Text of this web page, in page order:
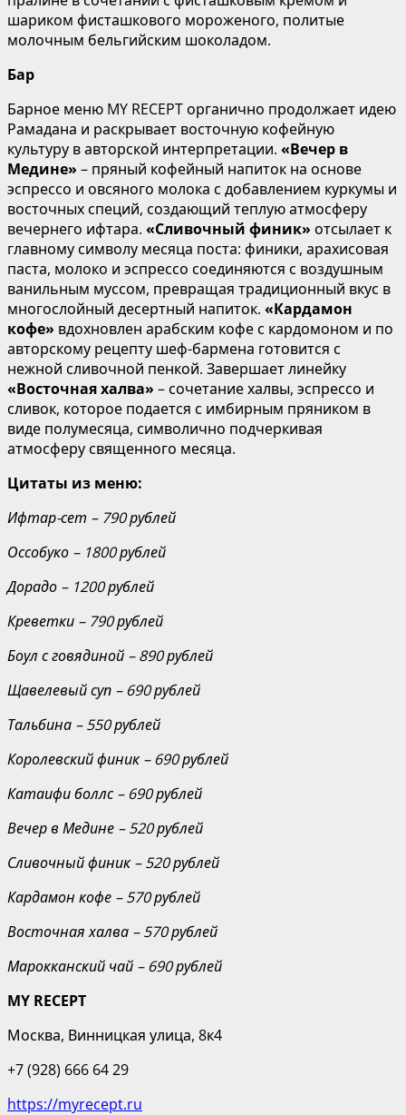
шариком фисташкового мороженого, политые
молочным бельгийским шоколадом.
Бар
Барное меню MY RECEPT органично продолжает идею
Рамадана и раскрывает восточную кофейную
культуру в авторской интерпретации. «Вечер в
Медине» – пряный кофейный напиток на основе
эспрессо и овсяного молока с добавлением куркумы и
восточных специй, создающий теплую атмосферу
вечернего ифтара. «Сливочный финик» отсылает к
главному символу месяца поста: финики, арахисовая
паста, молоко и эспрессо соединяются с воздушным
ванильным муссом, превращая традиционный вкус в
многослойный десертный напиток. «Кардамон
кофе» вдохновлен арабским кофе с кардомоном и по
авторскому рецепту шеф-бармена готовится с
нежной сливочной пенкой. Завершает линейку
«Восточная халва» – сочетание халвы, эспрессо и
сливок, которое подается с имбирным пряником в
виде полумесяца, символично подчеркивая
атмосферу священного месяца.
Цитаты из меню:
Ифтар-сет – 790 рублей
Оссобуко – 1800 рублей
Дорадо – 1200 рублей
Креветки – 790 рублей
Боул с говядиной – 890 рублей
Щавелевый суп – 690 рублей
Тальбина – 550 рублей
Королевский финик – 690 рублей
Катаифи боллс – 690 рублей
Вечер в Медине – 520 рублей
Сливочный финик– 520 рублей
Кардамон кофе – 570 рублей
Восточная халва – 570 рублей
Марокканский чай – 690 рублей
MY RECEPT
Москва, Винницкая улица, 8к4
+7 (928) 666 64 29
https://myrecept.ru